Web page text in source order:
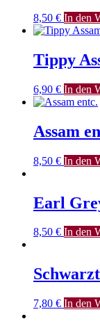
8,50 € In den
Tippy
6,90 € In den
Assam
8,50 € In den
Earl
8,50 € In den
7,80 € In den